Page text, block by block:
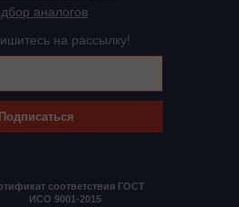
аналогов
на рассылку!
Подписаться
соответствия ГОСТ
ИСО 9001-2015